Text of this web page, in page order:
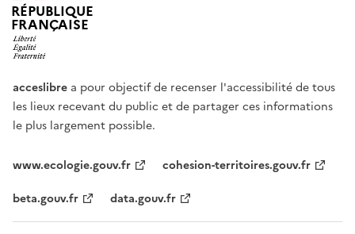
RÉPUBLIQUE
FRANÇAISE
acceslibre a pour objectif de recenser l'accessibilité de tous
les lieux recevant du public et de partager ces informations
le plus largement possible.
www.ecologie.gouv.fr
cohesion-territoires.gouv.fr
beta.gouv.fr
data.gouv.fr